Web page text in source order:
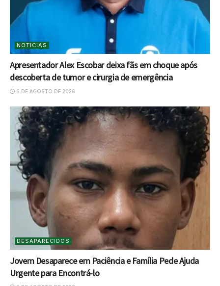
NOTICIAS
Apresentador Alex Escobar deixa fãs em choque após
descoberta de tumor e cirurgia de emergência
6 DE AGOSTO DE 2026
DESAPARECIDOS
Jovem Desaparece em Paciência e Família Pede Ajuda
Urgente para Encontrá-lo